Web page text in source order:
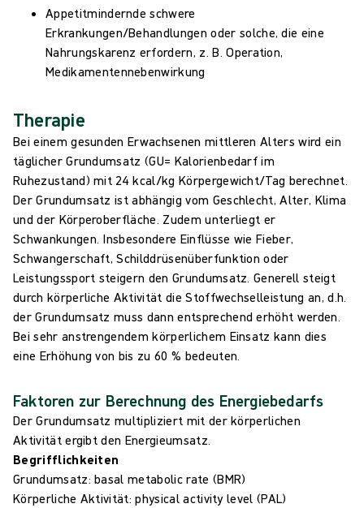
Appetitmindernde schwere
Erkrankungen/Behandlungen oder solche, die eine
Nahrungskarenz erfordern, z. B. Operation,
Medikamentennebenwirkung
Therapie
Bei einem gesunden Erwachsenen mittleren Alters wird ein
täglicher Grundumsatz (GU= Kalorienbedarf im
Ruhezustand) mit 24 kcal/kg Körpergewicht/Tag berechnet.
Der Grundumsatz ist abhängig vom Geschlecht, Alter, Klima
und der Körperoberfläche. Zudem unterliegt er
Schwankungen. Insbesondere Einflüsse wie Fieber,
Schwangerschaft, Schilddrüsenüberfunktion oder
Leistungssport steigern den Grundumsatz. Generell steigt
durch körperliche Aktivität die Stoffwechselleistung an, d.h.
der Grundumsatz muss dann entsprechend erhöht werden.
Bei sehr anstrengendem körperlichem Einsatz kann dies
eine Erhöhung von bis zu 60 % bedeuten.
Faktoren zur Berechnung des Energiebedarfs
Der Grundumsatz multipliziert mit der körperlichen
Aktivität ergibt den Energieumsatz.
Begrifflichkeiten
Grundumsatz: basal metabolic rate (BMR)
Körperliche Aktivität: physical activity level (PAL)